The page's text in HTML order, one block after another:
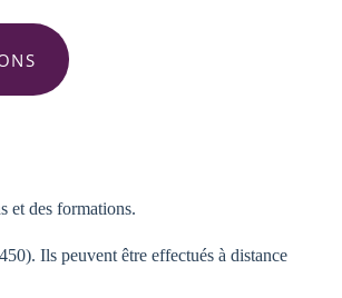
et des formations.
Ils peuvent être effectués à distance